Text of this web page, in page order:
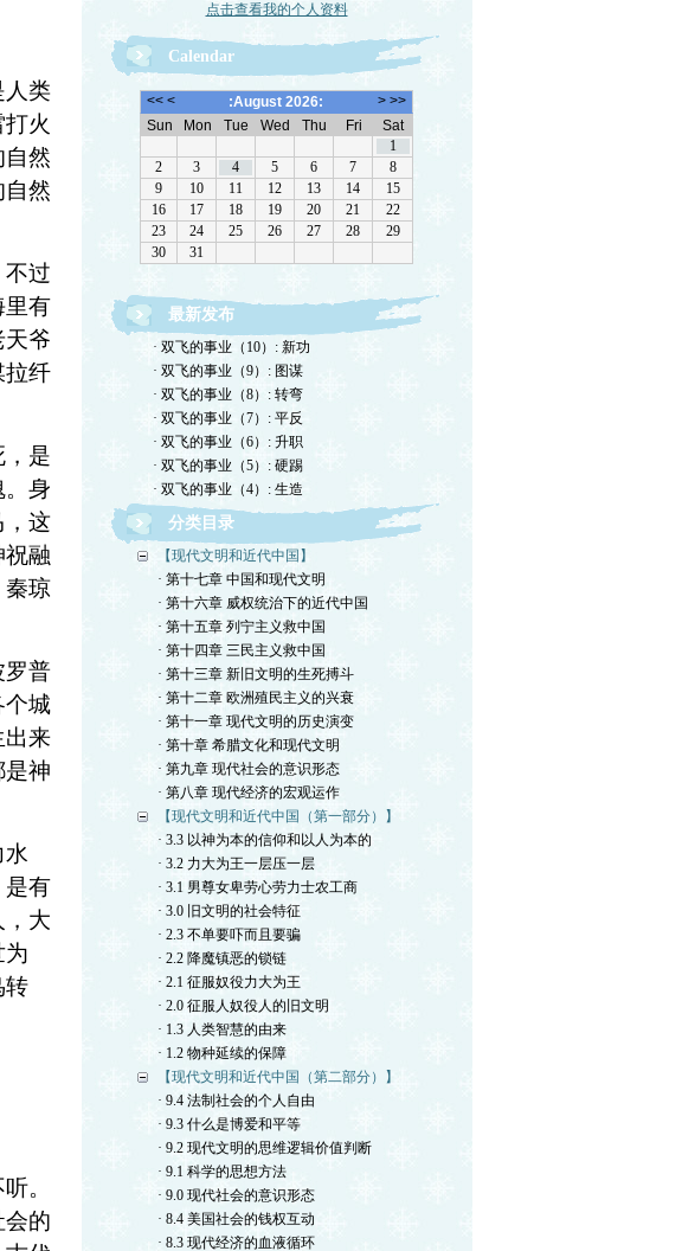
人类
火
然
自然
不过
里有
爷
拉纤
，是
。身
，这
融
秦琼
罗普
个城
出来
是神
水
是有
，大
为
转
。
的
点击查看我的个人资料
Calendar
最新发布
· 双飞的事业（10）: 新功
· 双飞的事业（9）: 图谋
· 双飞的事业（8）: 转弯
· 双飞的事业（7）: 平反
· 双飞的事业（6）: 升职
· 双飞的事业（5）: 硬踢
· 双飞的事业（4）: 生造
分类目录
【现代文明和近代中国】
· 第十七章 中国和现代文明
· 第十六章 威权统治下的近代中国
· 第十五章 列宁主义救中国
· 第十四章 三民主义救中国
· 第十三章 新旧文明的生死搏斗
· 第十二章 欧洲殖民主义的兴衰
· 第十一章 现代文明的历史演变
· 第十章 希腊文化和现代文明
· 第九章 现代社会的意识形态
· 第八章 现代经济的宏观运作
【现代文明和近代中国（第一部分）】
· 3.3 以神为本的信仰和以人为本的
· 3.2 力大为王一层压一层
· 3.1 男尊女卑劳心劳力士农工商
· 3.0 旧文明的社会特征
· 2.3 不单要吓而且要骗
· 2.2 降魔镇恶的锁链
· 2.1 征服奴役力大为王
· 2.0 征服人奴役人的旧文明
· 1.3 人类智慧的由来
· 1.2 物种延续的保障
【现代文明和近代中国（第二部分）】
· 9.4 法制社会的个人自由
· 9.3 什么是博爱和平等
· 9.2 现代文明的思维逻辑价值判断
· 9.1 科学的思想方法
· 9.0 现代社会的意识形态
· 8.4 美国社会的钱权互动
· 8.3 现代经济的血液循环